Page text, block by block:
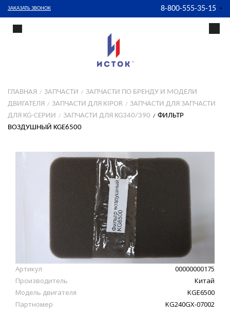
ЗАКАЗАТЬ ЗВОНОК 8-800-555-35-15
ГЛАВНАЯ ЗАПЧАСТИ
ЗАПЧАСТИ ПО БРЕНДУ И МОДЕЛИ
ДВИГАТЕЛЯ
ЗАПЧАСТИ ДЛЯ KIPOR
ЗАПЧАСТИ ДЛЯ ЗАПЧАСТИ
ДЛЯ KG-СЕРИИ
ЗАПЧАСТИ ДЛЯ KG340/390
ФИЛЬТР
ВОЗДУШНЫЙ KGE6500
Артикул
00000000175
Производитель
Китай
Модель двигателя
KGE6500
Партномер
KG240GX-07002